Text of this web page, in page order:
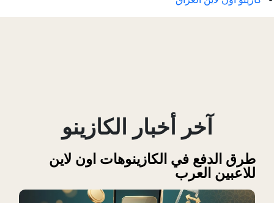
آخر أخبار الكازينو
طرق الدفع في الكازينوهات اون لاين
للاعبين العرب